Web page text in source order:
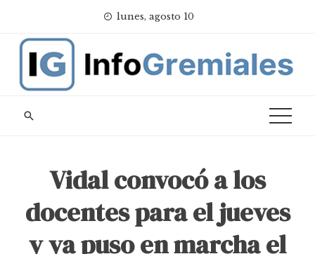
content
lunes, agosto 10
Vidal convocó a los
docentes para el jueves
y ya puso en marcha el